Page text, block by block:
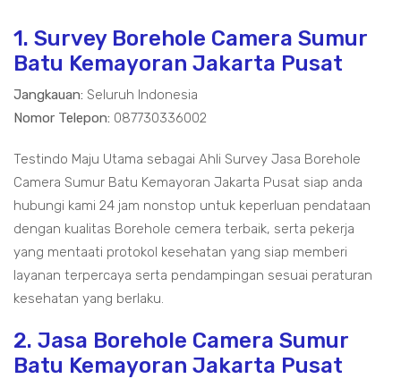
1. Survey Borehole Camera Sumur
Batu Kemayoran Jakarta Pusat
Jangkauan: Seluruh Indonesia
Nomor Telepon: 087730336002
Testindo Maju Utama sebagai Ahli Survey Jasa Borehole
Camera Sumur Batu Kemayoran Jakarta Pusat siap anda
hubungi kami 24 jam nonstop untuk keperluan pendataan
dengan kualitas Borehole cemera terbaik, serta pekerja
yang mentaati protokol kesehatan yang siap memberi
layanan terpercaya serta pendampingan sesuai peraturan
kesehatan yang berlaku.
2. Jasa Borehole Camera Sumur
Batu Kemayoran Jakarta Pusat